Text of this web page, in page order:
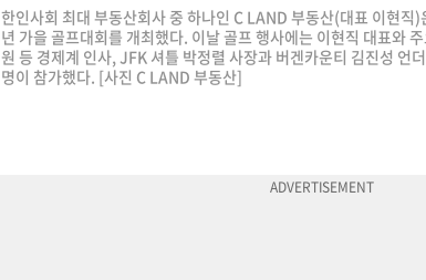
한인사회 최대 부동산회사 중 하나인 C LAND 부동산(대표 이현
년 가을 골프대회를 개최했다. 이날 골프 행사에는 이현직 대표와
원 등 경제계 인사, JFK 셔틀 박정렬 사장과 버겐카운티 김진성 언
명이 참가했다. [사진 C LAND 부동산]